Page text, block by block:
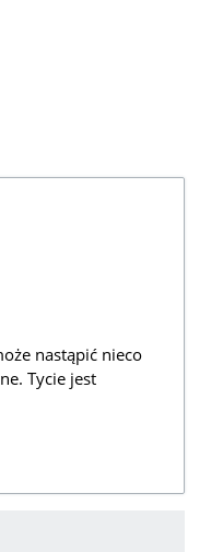
nastąpić nieco
Tycie jest